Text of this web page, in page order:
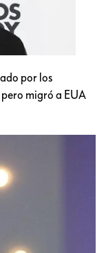
por los
migró a EUA